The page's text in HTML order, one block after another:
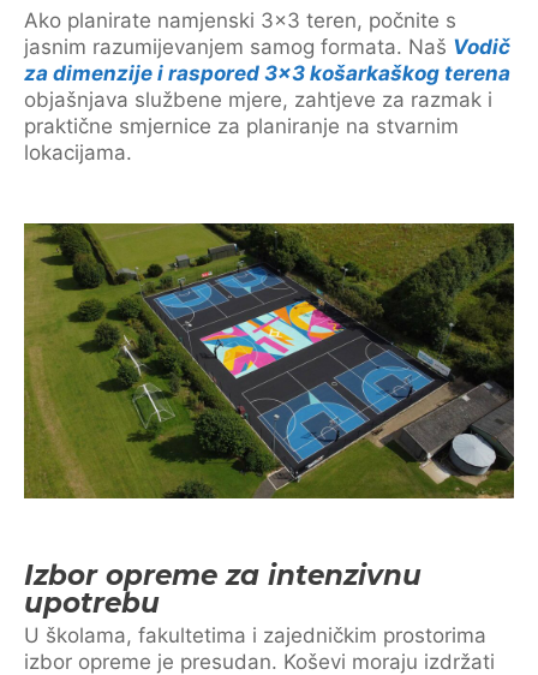
Ako planirate namjenski 3×3 teren, počnite s
jasnim razumijevanjem samog formata. Naš Vodič
za dimenzije i raspored 3×3 košarkaškog terena
objašnjava službene mjere, zahtjeve za razmak i
praktične smjernice za planiranje na stvarnim
lokacijama.
Izbor opreme za intenzivnu
upotrebu
U školama, fakultetima i zajedničkim prostorima
izbor opreme je presudan. Koševi moraju izdržati